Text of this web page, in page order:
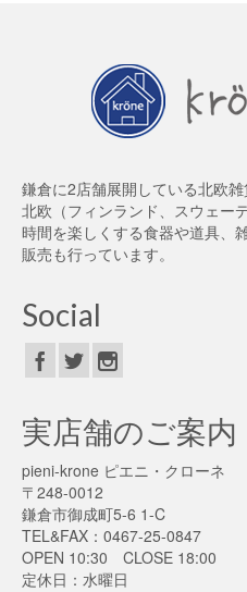
鎌倉に2店舗展開している北欧
北欧（フィンランド、スウェー
時間を楽しくする食器や道具、
販売も行っています。
Social
実店舗のご案内
pieni-krone ピエニ・クローネ
〒248-0012
鎌倉市御成町5-6 1-C
TEL&FAX：0467-25-0847
OPEN 10:30 CLOSE 18:00
定休日：水曜日